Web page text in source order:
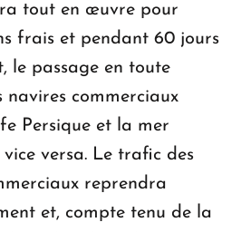
tout en œuvre pour
frais et pendant 60 jours
le passage en toute
navires commerciaux
Persique et la mer
vice versa. Le trafic des
reprendra
et, compte tenu de la